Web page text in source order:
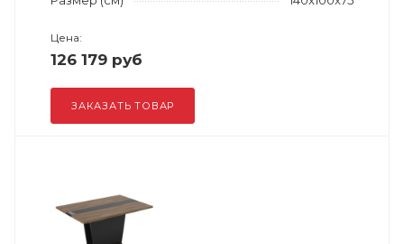
Цена:
126 179 руб
ЗАКАЗАТЬ ТОВАР